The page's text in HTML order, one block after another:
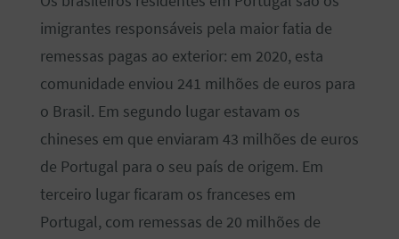
imigrantes responsáveis pela maior fatia de
remessas pagas ao exterior: em 2020, esta
comunidade enviou 241 milhões de euros para
o Brasil. Em segundo lugar estavam os
chineses em que enviaram 43 milhões de euros
de Portugal para o seu país de origem. Em
terceiro lugar ficaram os franceses em
Portugal, com remessas de 20 milhões de